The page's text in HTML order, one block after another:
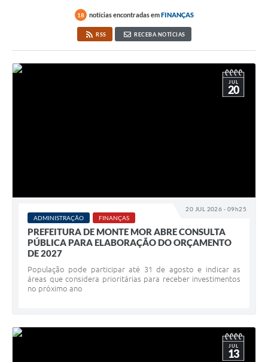
Diário Oficial
Arquivos para Download
Links
Telefones Úteis
18 notícias encontradas emFINANÇAS
RSS RECEBA NOTÍCIAS
20 JUL 2026 - 09h25
JUL
20
ADMINISTRAÇÃO FINANÇAS
PREFEITURA DE MONTE MOR ABRE CONSULTA
PÚBLICA PARA ELABORAÇÃO DO ORÇAMENTO
DE 2027
População pode participar até 31 de agosto e indicar as
áreas que considera prioritárias para receber investimentos
no próximo ano
JUL
13